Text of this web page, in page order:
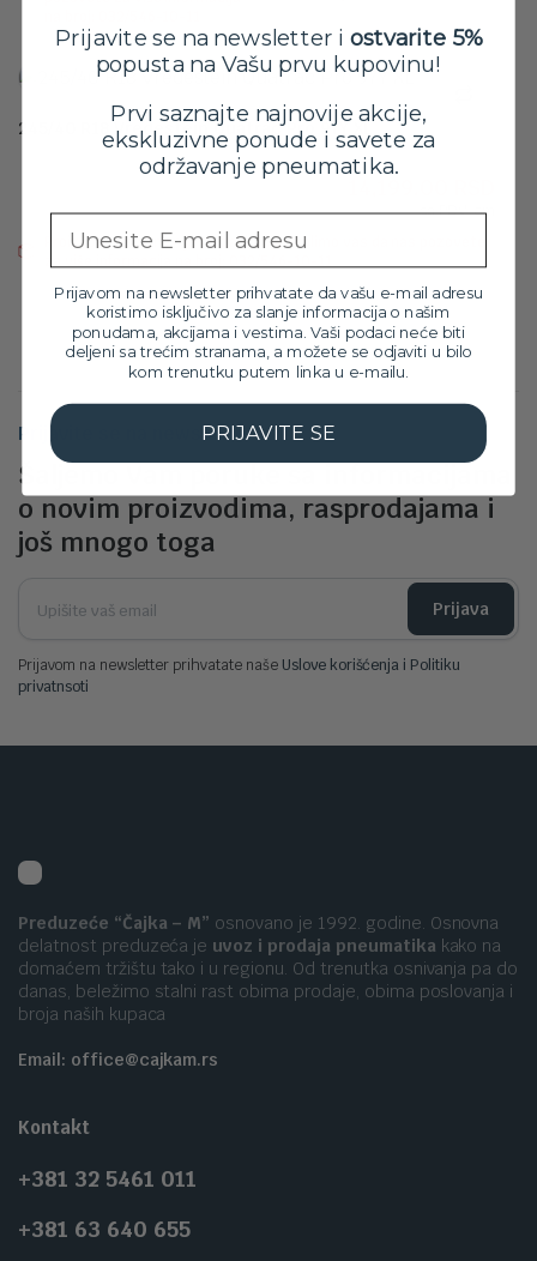
245/40 R18 Vredestein Quatrac Pro 97Y XL
15,799.00
sa PDV-om
Proizvod trenutno nije na zalihama. Molimo vas da nas pozovete
Prijavite se na newsletter
Šaljemo Vam poruke sa informacijama
o novim proizvodima, rasprodajama i
još mnogo toga
Prijava
Prijavom na newsletter prihvatate naše Uslove korišćenja i Politiku
privatnsoti
Preduzeće “Čajka – M” osnovano je 1992. godine. Osnovna
delatnost preduzeća je uvoz i prodaja pneumatika kako na
domaćem tržištu tako i u regionu. Od trenutka osnivanja pa do
danas, beležimo stalni rast obima prodaje, obima poslovanja i
broja naših kupaca
Email: office@cajkam.rs
Kontakt
+381 32 5461 011
+381 63 640 655
Prijavite se na newsletter i ostvarite 5%
popusta na Vašu prvu kupovinu!
Prvi saznajte najnovije akcije,
ekskluzivne ponude i savete za
održavanje pneumatika.
Prijavom na newsletter prihvatate da vašu e-mail adresu
koristimo isključivo za slanje informacija o našim
ponudama, akcijama i vestima. Vaši podaci neće biti
deljeni sa trećim stranama, a možete se odjaviti u bilo
kom trenutku putem linka u e-mailu.
PRIJAVITE SE